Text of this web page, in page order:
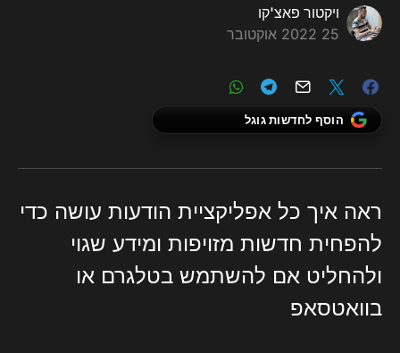
ויקטור פאצ'קו
25 2022 אוקטובר
הוסף לחדשות גוגל
ראה איך כל אפליקציית הודעות עושה כדי
להפחית חדשות מזויפות ומידע שגוי
ולהחליט אם להשתמש בטלגרם או
בוואטסאפ